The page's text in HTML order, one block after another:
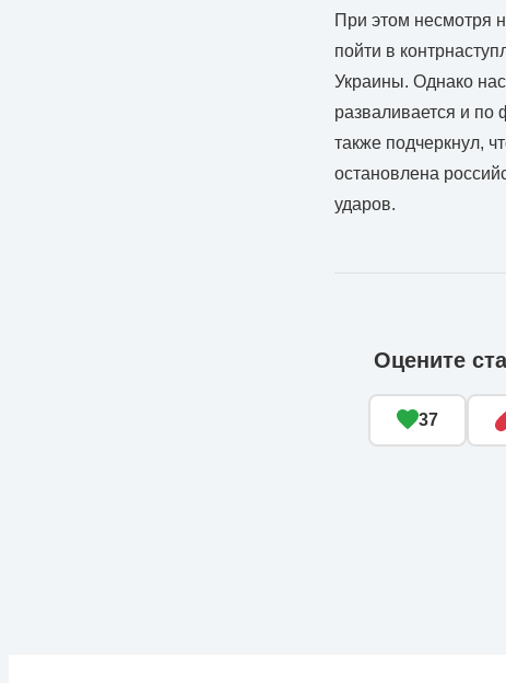
При этом несмотря
пойти в
Украины. Однако
разваливается и по
также подчеркнул,
остановлена
ударов.
Оцените
37